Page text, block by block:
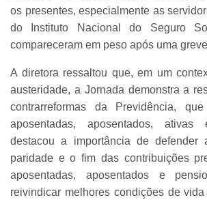
os presentes, especialmente as
do Instituto Nacional do Seguro
compareceram em peso após uma
A diretora ressaltou que, em um
austeridade, a Jornada demonstra a
contrarreformas da Previdência,
aposentadas, aposentados,
destacou a importância de defender
paridade e o fim das contribuições
aposentadas, aposentados e
reivindicar melhores condições de